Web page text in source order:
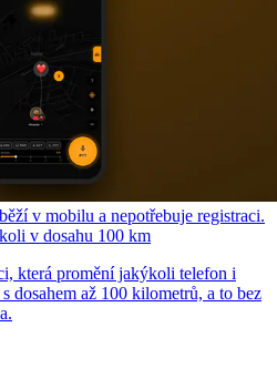
v mobilu a nepotřebuje registraci.
v dosahu 100 km
která promění jakýkoli telefon i
dosahem až 100 kilometrů, a to bez